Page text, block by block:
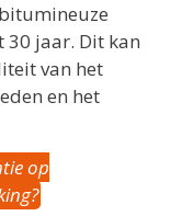
30 jaar. Dit kan
van het
en het
op